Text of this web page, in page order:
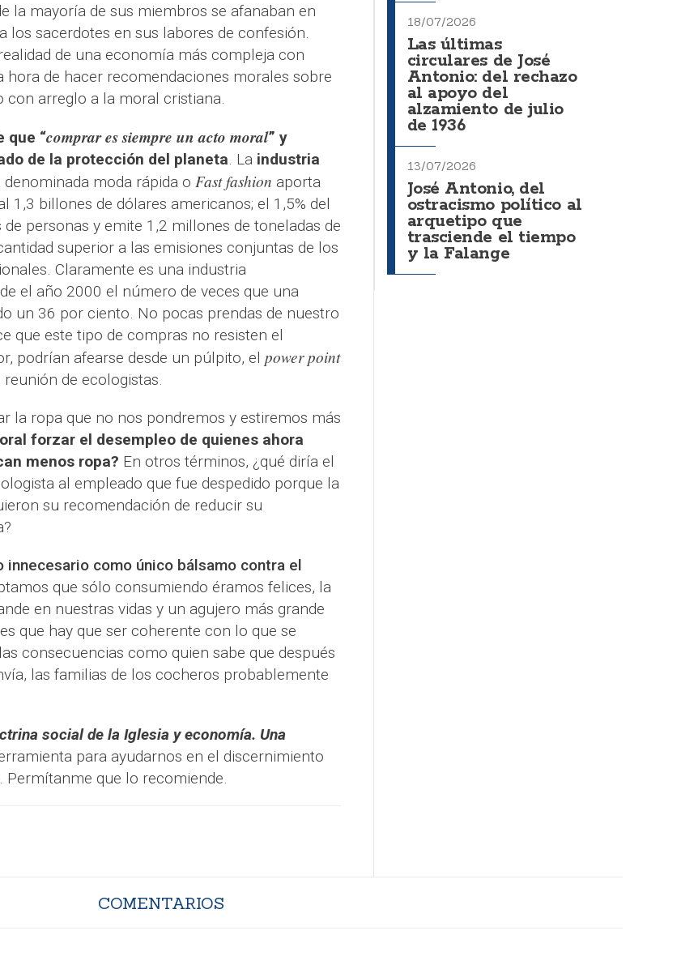
la mayoría de sus miembros se afanaban en
los sacerdotes en sus labores de confesión.
de una economía más compleja con
hora de hacer recomendaciones morales sobre
con arreglo a la moral cristiana.
que “comprar es siempre un acto moral” y
de la protección del planeta. La industria
moda rápida o Fast fashion aporta
1,3 billones de dólares americanos; el 1,5% del
personas y emite 1,2 millones de toneladas de
superior a las emisiones conjuntas de los
Claramente es una industria
el año 2000 el número de veces que una
un 36 por ciento. No pocas prendas de nuestro
que este tipo de compras no resisten el
podrían afearse desde un púlpito, el power point
de ecologistas.
la ropa que no nos pondremos y estiremos más
forzar el desempleo de quienes ahora
menos ropa? En otros términos, ¿qué diría el
al empleado que fue despedido porque la
su recomendación de reducir su
como único bálsamo contra el
que sólo consumiendo éramos felices, la
en nuestras vidas y un agujero más grande
que hay que ser coherente con lo que se
consecuencias como quien sabe que después
las familias de los cocheros probablemente
social de la Iglesia y economía. Una
para ayudarnos en el discernimiento
Permítanme que lo recomiende.
18/07/2026
Las últimas
circulares de José
Antonio: del rechazo
al apoyo del
alzamiento de julio
de 1936
13/07/2026
José Antonio, del
ostracismo político al
arquetipo que
trasciende el tiempo
y la Falange
COMENTARIOS